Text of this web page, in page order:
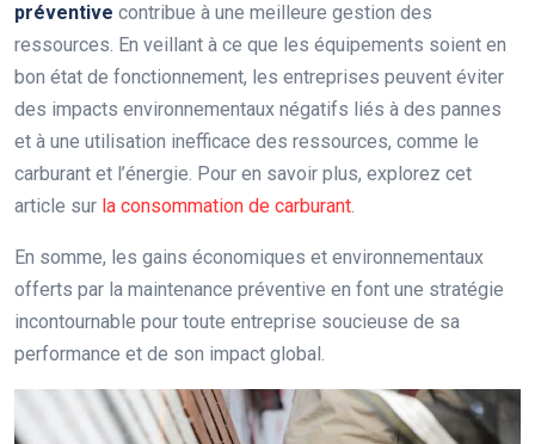
préventive contribue à une meilleure gestion des
ressources. En veillant à ce que les équipements soient en
bon état de fonctionnement, les entreprises peuvent éviter
des impacts environnementaux négatifs liés à des pannes
et à une utilisation inefficace des ressources, comme le
carburant et l’énergie. Pour en savoir plus, explorez cet
article sur la consommation de carburant.
En somme, les gains économiques et environnementaux
offerts par la maintenance préventive en font une stratégie
incontournable pour toute entreprise soucieuse de sa
performance et de son impact global.